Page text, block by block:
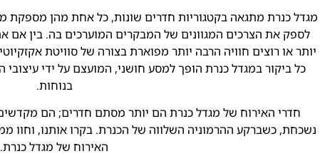
מגדל כנרת מתגאה בקטגוריות חדרים שונות, כל אחת מהן מספקת
לספק את הצרכים המגוונים של המבקרים המוערכים בה. בין אם
יותר או רוצים חוויה הרבה יותר מפוארת בצורה של סוויטת
כל ביקור במגדל כנרת הופך למסע חושני, המועצם על ידי
בנוחות.
חדרי האירוח של מגדל כנרת הם יותר מסתם חדרים; הם
נשכחת, כשברקע ההרמוניה השלווה של הכנרת. בקרו אותנו, וחוו
האירוח של מגדל כנרת.